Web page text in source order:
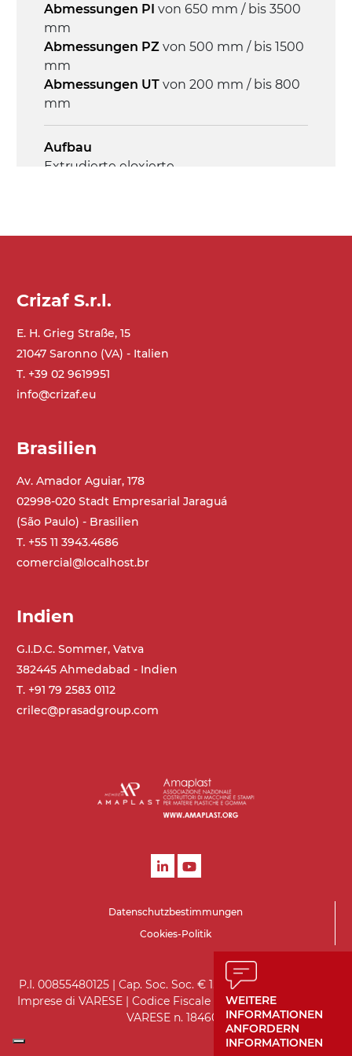
WEITERE
INFORMATIONEN
ANFORDERN
INFORMATIONEN
Geschwindigkeit
4 m/Minute
Steuerung
On/Off, E-Stopp, Motor-
Überlastungsschutz
Abmessungen PI von 650 mm / bis 3500
mm
Abmessungen PZ von 500 mm / bis 1500
mm
Abmessungen UT von 200 mm / bis 800
mm
Aufbau
Extrudierte eloxierte
Alu-Legierung
Ständer
Stahlteleskope schwarz lackiert RAL
9005, verzinkte Metallrohrfüße,
schwenkbare Räder ohne Bremse
Förderfläche
(FDA) mit in die Förderfläche integrierten
Seitenwänden
Rippen aus PU
.
direkt, Zug (linke Seite),
Untersetzungsgetriebe mit Kupplung, 3-
phasiger Asynchronmotor für
Mehrfachspannung 230/400Vac-50Hz-
On/Off, E-Stopp, Motor-
Crizaf S.r.l.
E. H. Grieg Straße, 15
21047 Saronno (VA) - Italien
T. +39 02 9619951
info@crizaf.eu
Brasilien
Av. Amador Aguiar, 178
02998-020 Stadt Empresarial Jaraguá
(São Paulo) - Brasilien
T. +55 11 3943.4686
comercial@localhost.br
Indien
G.I.D.C. Sommer, Vatva
382445 Ahmedabad - Indien
T. +91 79 2583 0112
crilec@prasadgroup.com
Datenschutzbestimmungen
Cookies-Politik
P.I. 00855480125 | Cap. Soc. Soc. € 1.560.000 i.v. | Registro
Imprese di VARESE | Codice Fiscale 05970930151 | R.E.A. di
VARESE n. 184602